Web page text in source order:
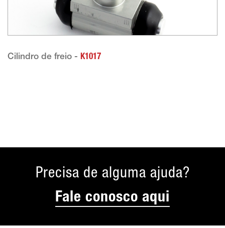
Cilindro de freio - K1017
Precisa de alguma ajuda?
Fale conosco aqui